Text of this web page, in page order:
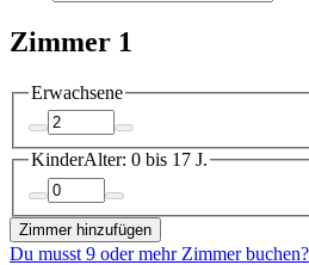
Zimmer 1
Erwachsene
KinderAlter: 0 bis 17 J.
Zimmer hinzufügen
Du musst 9 oder mehr Zimmer buchen?